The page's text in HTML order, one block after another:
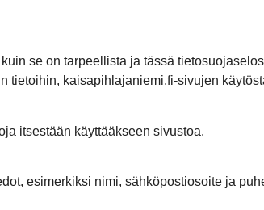
se on tarpeellista ja tässä
tietoihin, kaisapihlajaniemi.fi-sivujen
itsestään käyttääkseen sivustoa.
esimerkiksi nimi, sähköpostiosoite ja